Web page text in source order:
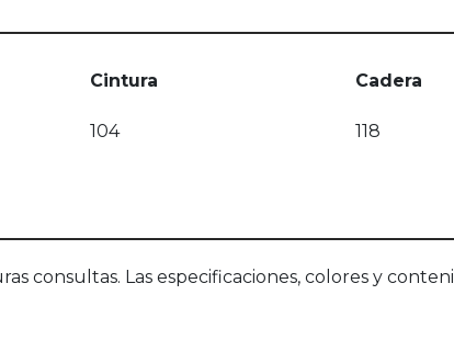
Cintura Cadera
104 118
consultas. Las especificaciones, colores y